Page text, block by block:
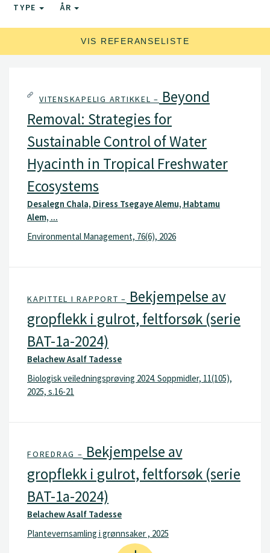
Mitt forsøks område er diagnostikk, biologi, økologi,
sjukdommer. Jeg har jobbet på flere prosjekter ofte med
rollen som forsker, prosjektleder eller arbeidspakkeleder.
TYPE ÅR
VIS REFERANSELISTE
VITENSKAPELIG ARTIKKEL – Beyond
Removal: Strategies for
Sustainable Control of Water
Hyacinth in Tropical Freshwater
Ecosystems
Desalegn Chala, Diress Tsegaye Alemu, Habtamu
Alem, ...
Environmental Management, 76(6), 2026
KAPITTEL I RAPPORT – Bekjempelse av
gropflekk i gulrot, feltforsøk (serie
BAT-1a-2024)
Belachew Asalf Tadesse
Biologisk veiledningsprøving 2024. Soppmidler, 11(105),
2025, s.16-21
FOREDRAG – Bekjempelse av
gropflekk i gulrot, feltforsøk (serie
BAT-1a-2024)
Belachew Asalf Tadesse
Plantevernsamling i grønnsaker , 2025